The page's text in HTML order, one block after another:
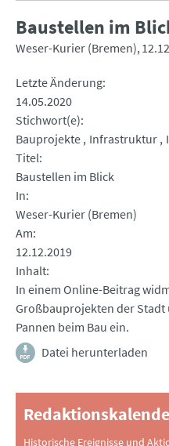
Baustellen im
Weser-Kurier (Bremen)
Letzte Änderung
14.05.2020
Stichwort(e)
Bauprojekte Infrastruktur
Titel
Baustellen im Blick
In
Weser-Kurier (Bremen)
Am
12.12.2019
Inhalt
In einem Online-Beitrag
Großbauprojekten der Stadt
Pannen beim Bau ein.
Datei herunterladen
Historische Ereignisse und